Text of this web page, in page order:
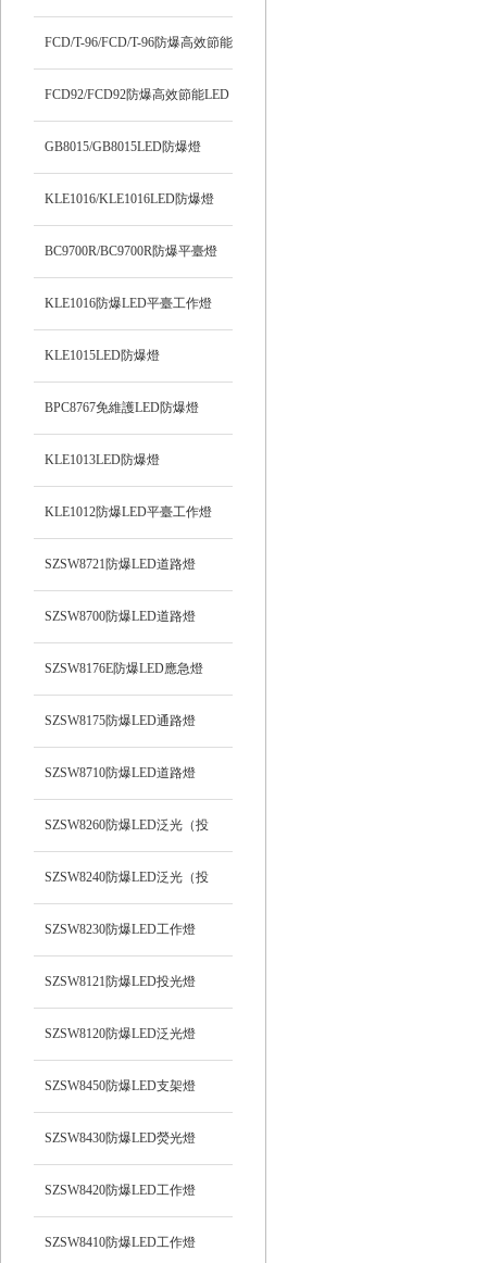
LED燈
FCD/T-96/FCD/T-96防爆高效節能
LED燈
FCD92/FCD92防爆高效節能LED
燈
GB8015/GB8015LED防爆燈
KLE1016/KLE1016LED防爆燈
BC9700R/BC9700R防爆平臺燈
KLE1016防爆LED平臺工作燈
KLE1015LED防爆燈
BPC8767免維護LED防爆燈
KLE1013LED防爆燈
KLE1012防爆LED平臺工作燈
SZSW8721防爆LED道路燈
SZSW8700防爆LED道路燈
SZSW8176E防爆LED應急燈
SZSW8175防爆LED通路燈
SZSW8710防爆LED道路燈
SZSW8260防爆LED泛光（投
光）工作燈
SZSW8240防爆LED泛光（投
光）工作燈
SZSW8230防爆LED工作燈
SZSW8121防爆LED投光燈
SZSW8120防爆LED泛光燈
SZSW8450防爆LED支架燈
SZSW8430防爆LED熒光燈
SZSW8420防爆LED工作燈
SZSW8410防爆LED工作燈